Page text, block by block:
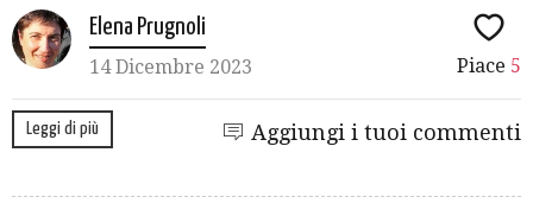
Elena Prugnoli
14 Dicembre 2023 Piace 5
Leggi di più Aggiungi i tuoi commenti